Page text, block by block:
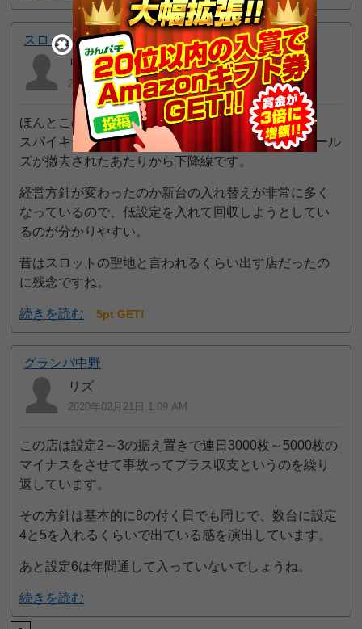
スロットジパング
リズ
2020年02月21日 1:33 AM
ほんとこの店は出さなくなりましたね。
スパイキーのブラックラグーンやHTODやスカイガール
ズが撤去されたあたりから下降線です。
経営方針が変わったのか新台の入れ替えが非常に多く
なっているので、低設定を入れて回収しようとしてい
るのが分かりやすい。
昔はスロットの聖地と言われるくらい出す店だったの
に残念ですね。
続きを読む 5pt GET!
グランパ中野
リズ
2020年02月21日 1:09 AM
この店は設定2～3の据え置きで連日3000枚～5000枚の
マイナスをさせて事故ってプラス収支というのを繰り
返しています。
その方針は基本的に8の付く日でも同じで、数台に設定
4と5を入れるくらいで出ている感を演出しています。
あと設定6は年間通して入っていないでしょうね。
続きを読む